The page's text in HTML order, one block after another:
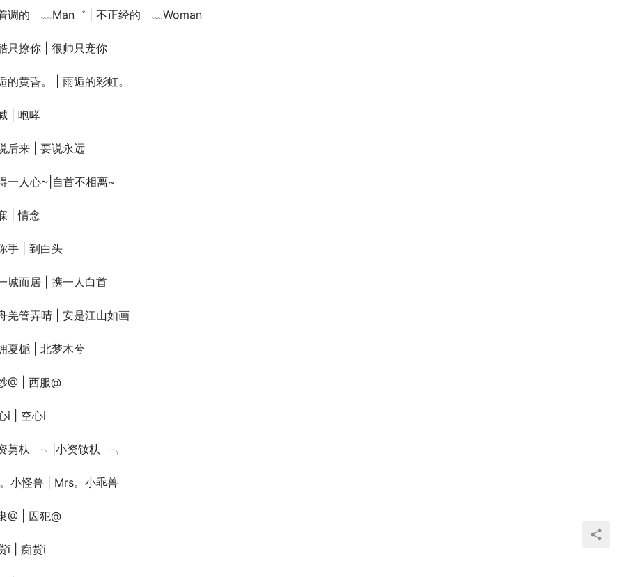
调的　﹏Man゛ | 不正经的　﹏Woman
只撩你 | 很帅只宠你
的黄昏。 | 雨逅的彩虹。
| 咆哮
后来 | 要说永远
一人心~|自首不相离~
| 情念
手 | 到白头
城而居 | 携一人白首
羌管弄晴 | 安是江山如画
夏栀 | 北梦木兮
@ | 西服@
i | 空心i
莮朲ゞ╮|小资钕朲ゞ╮
小怪兽 | Mrs。小乖兽
@ | 囚犯@
i | 痴货i